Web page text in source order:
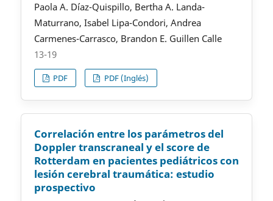
Paola A. Díaz-Quispillo, Bertha A. Landa-
Maturrano, Isabel Lipa-Condori, Andrea
Carmenes-Carrasco, Brandon E. Guillen Calle
13-19
PDF PDF (Inglés)
Correlación entre los parámetros del
Doppler transcraneal y el score de
Rotterdam en pacientes pediátricos con
lesión cerebral traumática: estudio
prospectivo